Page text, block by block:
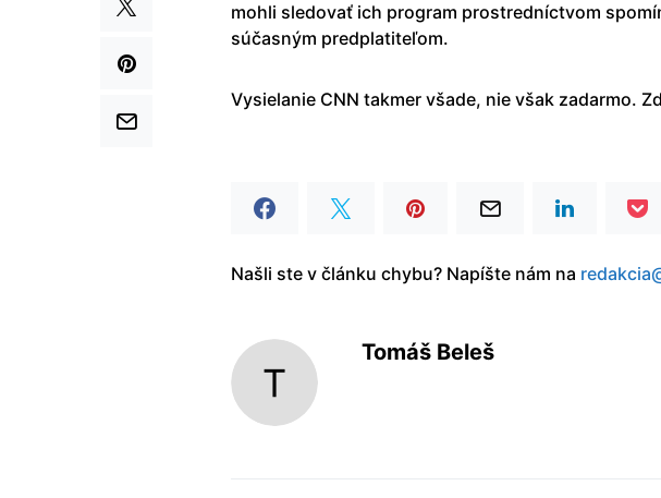
mohli sledovať ich program prostredníctvom
súčasným predplatiteľom.
Vysielanie CNN takmer všade, nie však zadarmo.
Našli ste v článku chybu? Napíšte nám na
Tomáš Beleš